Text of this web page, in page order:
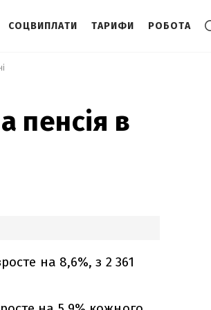
СОЦВИПЛАТИ ТАРИФИ РОБОТА
пенсія в
на 8,6%, з 2 361